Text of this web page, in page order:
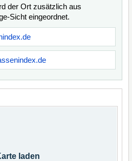
der Ort zusätzlich aus
Sicht eingeordnet.
laden